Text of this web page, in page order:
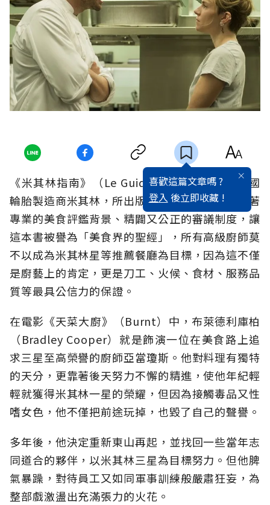
喜歡這篇文章嗎 ?
登入 後立即收藏 !
《米其林指南》（Le Guide Michelin），是法國
輪胎製造商米其林，所出版的美食評鑑指南。靠著
專業的美食評鑑背景、精闢又公正的審議制度，讓
這本書被譽為「美食界的聖經」，所有高級廚師莫
不以成為米其林星等推薦餐廳為目標，因為這不僅
是廚藝上的肯定，更是刀工、火候、食材、服務品
質等最具公信力的保證。
在電影《天菜大廚》（Burnt）中，布萊德利庫柏
（Bradley Cooper）就是飾演一位在美食路上追
求三星至高榮譽的廚師亞當瓊斯。他對料理有獨特
的天分，更靠著後天努力不懈的精進，使他年紀輕
輕就獲得米其林一星的榮耀，但因為接觸毒品又性
嗜女色，他不僅把前途玩掉，也毀了自己的聲譽。
多年後，他決定重新東山再起，並找回一些當年志
同道合的夥伴，以米其林三星為目標努力。但他脾
氣暴躁，對待員工又如同軍事訓練般嚴肅狂妄，為
整部戲激盪出充滿張力的火花。